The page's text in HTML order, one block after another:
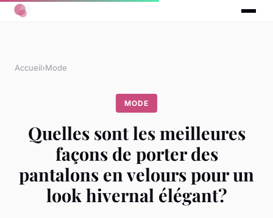
Accueil›Mode
MODE
Quelles sont les meilleures
façons de porter des
pantalons en velours pour un
look hivernal élégant?